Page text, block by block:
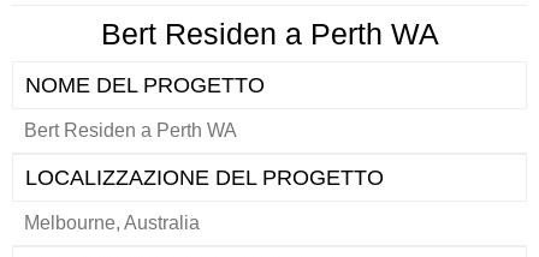
Bert Residen a Perth WA
NOME DEL PROGETTO
Bert Residen a Perth WA
LOCALIZZAZIONE DEL PROGETTO
Melbourne, Australia